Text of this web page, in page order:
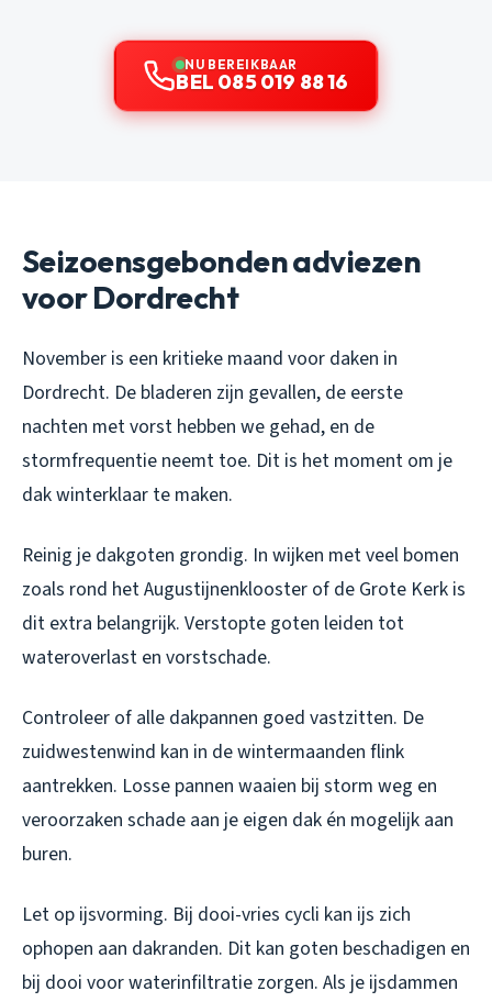
NU BEREIKBAAR
BEL 085 019 88 16
Seizoensgebonden adviezen
voor Dordrecht
November is een kritieke maand voor daken in
Dordrecht. De bladeren zijn gevallen, de eerste
nachten met vorst hebben we gehad, en de
stormfrequentie neemt toe. Dit is het moment om je
dak winterklaar te maken.
Reinig je dakgoten grondig. In wijken met veel bomen
zoals rond het Augustijnenklooster of de Grote Kerk is
dit extra belangrijk. Verstopte goten leiden tot
wateroverlast en vorstschade.
Controleer of alle dakpannen goed vastzitten. De
zuidwestenwind kan in de wintermaanden flink
aantrekken. Losse pannen waaien bij storm weg en
veroorzaken schade aan je eigen dak én mogelijk aan
buren.
Let op ijsvorming. Bij dooi-vries cycli kan ijs zich
ophopen aan dakranden. Dit kan goten beschadigen en
bij dooi voor waterinfiltratie zorgen. Als je ijsdammen